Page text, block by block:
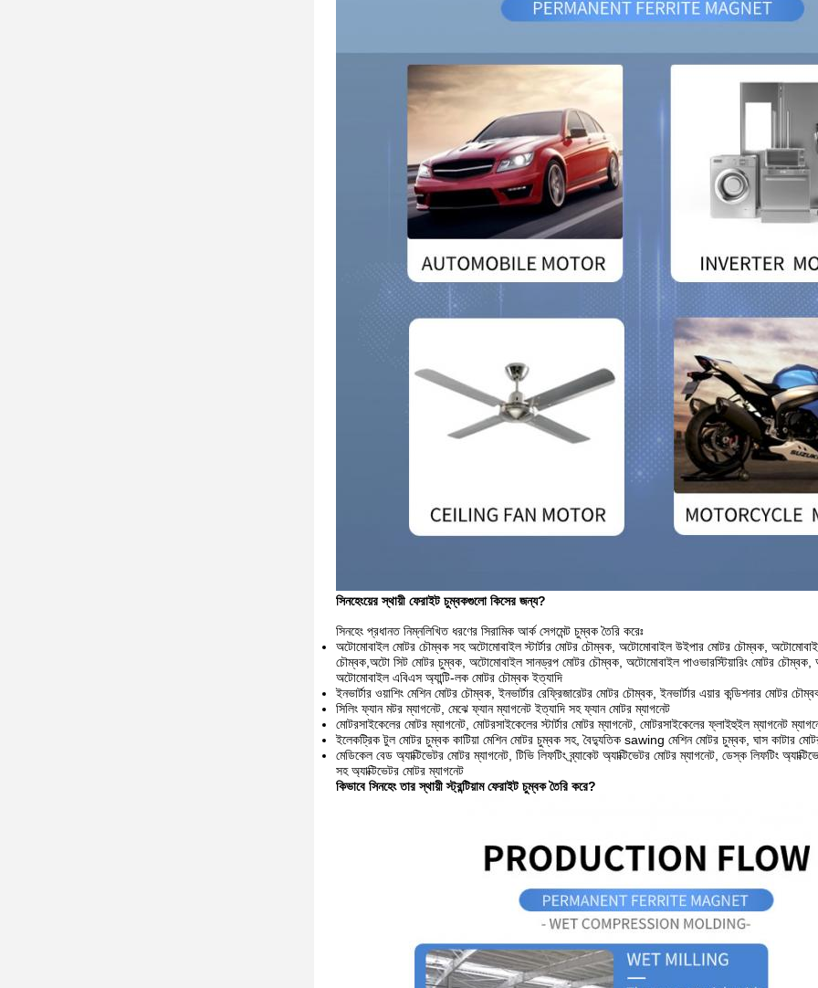
সিনহেংয়ের স্থায়ী ফেরাইট চুম্বকগুলো কিসের জন্য?
সিনহেং প্রধানত নিম্নলিখিত ধরণের সিরামিক আর্ক সেগমেন্ট চুম্বক তৈরি করেঃ
অটোমোবাইল মোটর চৌম্বক সহ অটোমোবাইল স্টার্টার মোটর চৌম্বক, অটোমোবাইল উইপার মোটর চৌম্বক,
চৌম্বক,অটো সিট মোটর চুম্বক, অটোমোবাইল সানড্রপ মোটর চৌম্বক, অটোমোবাইল পাওভারস্টিয়ারিং মোটর
অটোমোবাইল এবিএস অ্যান্টি-লক মোটর চৌম্বক ইত্যাদি
ইনভার্টার ওয়াশিং মেশিন মোটর চৌম্বক, ইনভার্টার রেফ্রিজারেটর মোটর চৌম্বক, ইনভার্টার এয়ার কন্ডিশনার মোটর
সিলিং ফ্যান মটর ম্যাগনেট, মেঝে ফ্যান ম্যাগনেট ইত্যাদি সহ ফ্যান মোটর ম্যাগনেট
মোটরসাইকেলের মোটর ম্যাগনেট, মোটরসাইকেলের স্টার্টার মোটর ম্যাগনেট, মোটরসাইকেলের ফ্লাইহুইল ম্যাগনেট
ইলেকট্রিক টুল মোটর চুম্বক কাটিয়া মেশিন মোটর চুম্বক সহ, বৈদ্যুতিক sawing মেশিন মোটর চুম্বক, ঘাস কাটার
মেডিকেল বেড অ্যাক্টিভেটর মোটর ম্যাগনেট, টিভি লিফটিং ব্র্যাকেট অ্যাক্টিভেটর মোটর ম্যাগনেট, ডেস্ক লিফটিং
সহ অ্যাক্টিভেটর মোটর ম্যাগনেট
কিভাবে সিনহেং তার স্থায়ী স্ট্রন্টিয়াম ফেরাইট চুম্বক তৈরি করে?